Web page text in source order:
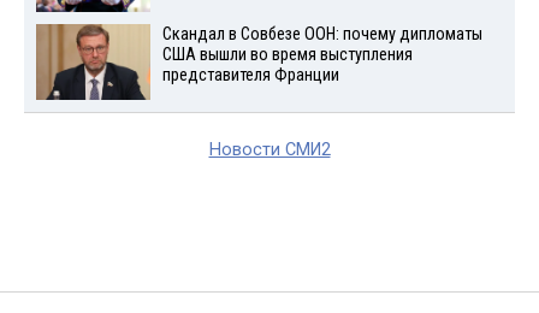
Скандал в Совбезе ООН: почему дипломаты
США вышли во время выступления
представителя Франции
Новости СМИ2